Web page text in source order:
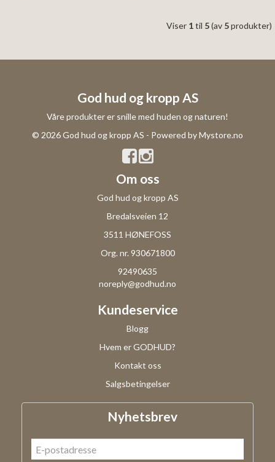
Viser 1til 5(av 5produkter)
God hud og kropp AS
Våre produkter er snille med huden og naturen!
© 2026 God hud og kropp AS - Powered byMystore.no
Om oss
God hud og kropp AS
Bredalsveien 12
3511 HØNEFOSS
Org. nr. 930671800
92490635
noreply@godhud.no
Kundeservice
Blogg
Hvem er GODHUD?
Kontakt oss
Salgsbetingelser
Nyhetsbrev